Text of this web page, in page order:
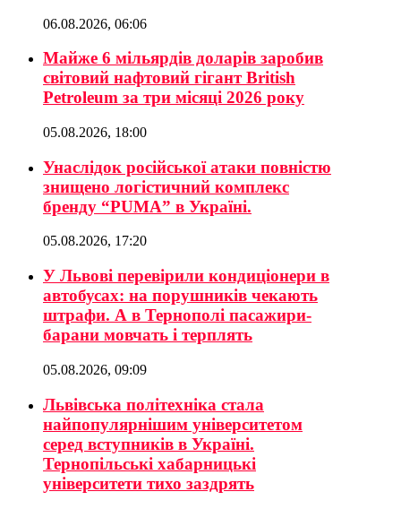
06.08.2026, 06:06
Майже 6 мільярдів доларів заробив
світовий нафтовий гігант British
Petroleum за три місяці 2026 року
05.08.2026, 18:00
Унаслідок російської атаки повністю
знищено логістичний комплекс
бренду “PUMA” в Україні.
05.08.2026, 17:20
У Львові перевірили кондиціонери в
автобусах: на порушників чекають
штрафи. А в Тернополі пасажири-
барани мовчать і терплять
05.08.2026, 09:09
Львівська політехніка стала
найпопулярнішим університетом
серед вступників в Україні.
Тернопільські хабарницькі
університети тихо заздрять